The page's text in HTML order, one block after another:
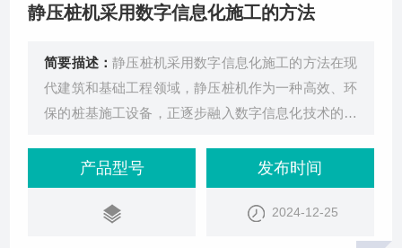
静压桩机采用数字信息化施工的方法
简要描述：静压桩机采用数字信息化施工的方法在现
代建筑和基础工程领域，静压桩机作为一种高效、环
保的桩基施工设备，正逐步融入数字信息化技术的浪
了成本并增强了施工安全性。静压桩机采用数字信息
化施工的方法，主要依赖于一套完整的桩机数字信息
化施工系统。该系统通常由以下几个关键部分组成：
高精度定位系统：如北斗GNSS定位技术，能够实时
产品型号 发布时间
2024-12-25